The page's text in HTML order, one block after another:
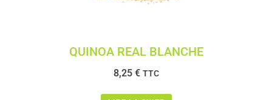
QUINOA REAL BLANCHE
8,25 € TTC